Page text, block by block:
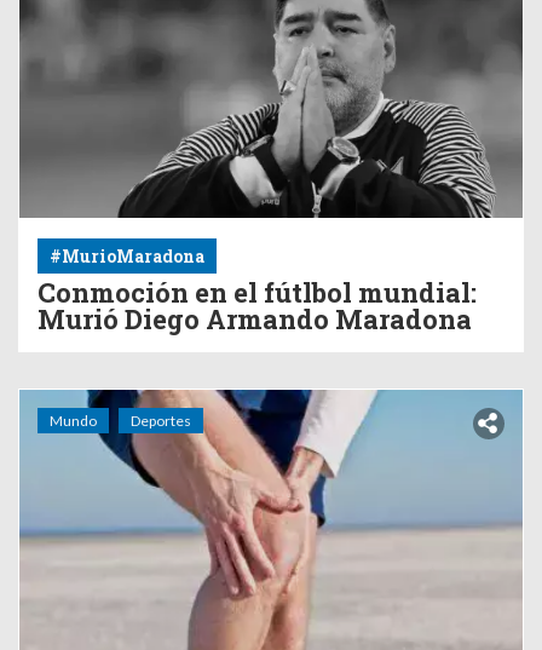
#MurioMaradona
Conmoción en el fútlbol mundial:
Murió Diego Armando Maradona
Mundo Deportes